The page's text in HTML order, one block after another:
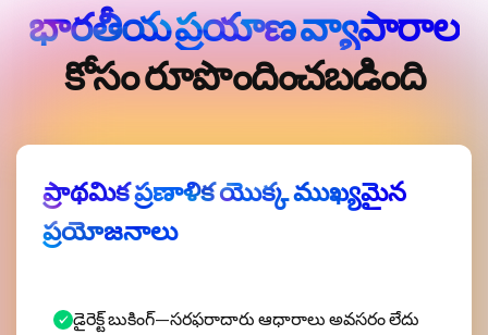
భారతీయ ప్రయాణ వ్యాపారాల
కోసం రూపొందించబడింది
ప్రాథమిక ప్రణాళిక యొక్క ముఖ్యమైన
ప్రయోజనాలు
డైరెక్ట్ బుకింగ్—సరఫరాదారు ఆధారాలు అవసరం లేదు